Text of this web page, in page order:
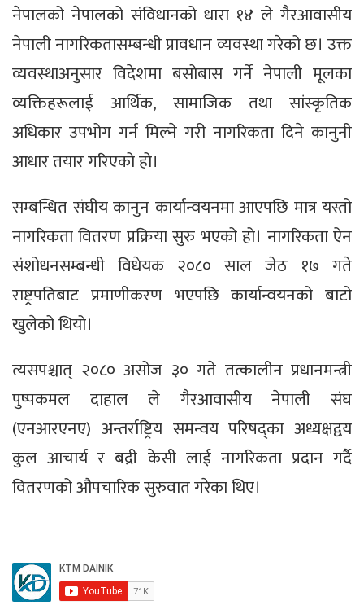
नेपालको नेपालको संविधानको धारा १४ ले गैरआवासीय
नेपाली नागरिकतासम्बन्धी प्रावधान व्यवस्था गरेको छ। उक्त
व्यवस्थाअनुसार विदेशमा बसोबास गर्ने नेपाली मूलका
व्यक्तिहरूलाई आर्थिक, सामाजिक तथा सांस्कृतिक
अधिकार उपभोग गर्न मिल्ने गरी नागरिकता दिने कानुनी
आधार तयार गरिएको हो।
सम्बन्धित संघीय कानुन कार्यान्वयनमा आएपछि मात्र यस्तो
नागरिकता वितरण प्रक्रिया सुरु भएको हो। नागरिकता ऐन
संशोधनसम्बन्धी विधेयक २०८० साल जेठ १७ गते
राष्ट्रपतिबाट प्रमाणीकरण भएपछि कार्यान्वयनको बाटो
खुलेको थियो।
त्यसपश्चात् २०८० असोज ३० गते तत्कालीन प्रधानमन्त्री
पुष्पकमल दाहाल ले गैरआवासीय नेपाली संघ
(एनआरएनए) अन्तर्राष्ट्रिय समन्वय परिषद्का अध्यक्षद्वय
कुल आचार्य र बद्री केसी लाई नागरिकता प्रदान गर्दै
वितरणको औपचारिक सुरुवात गरेका थिए।